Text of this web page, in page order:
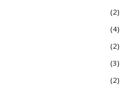
2
4
2
3
2